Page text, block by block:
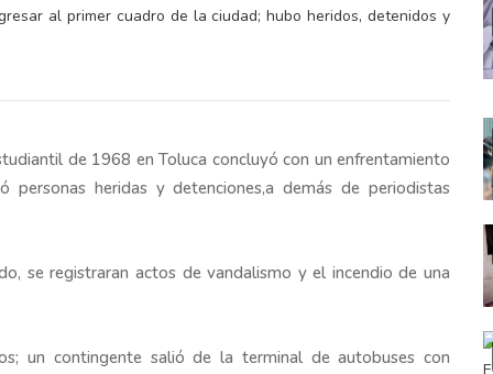
al primer cuadro de la ciudad; hubo heridos, detenidos y
de 1968 en Toluca concluyó con un enfrentamiento
personas heridas y detenciones,a demás de periodistas
se registraran actos de vandalismo y el incendio de una
un contingente salió de la terminal de autobuses con